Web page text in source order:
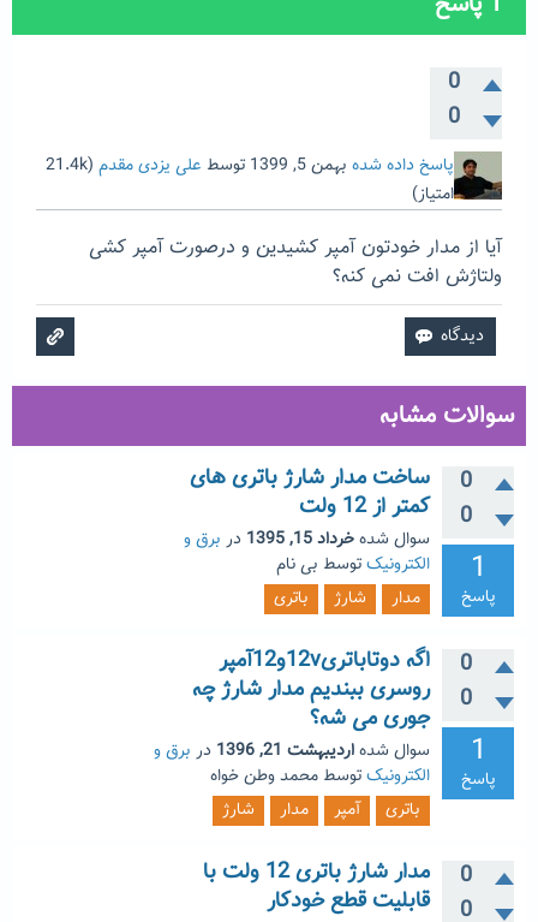
0
0
پاسخ داده شده بهمن 5, 1399 توسط علی یزدی مقدم (
21.4k
امتیاز)
آیا از مدار خودتون آمپر کشیدین و درصورت آمپر کشی
ولتاژش افت نمی کنه؟
سوالات مشابه
0
0
1
پاسخ
ساخت مدار شارژ باتری های
کمتر از 12 ولت
سوال شدهخرداد 15, 1395 در برق و
الکترونیکتوسط بی نام
مدار
شارژ باتری
0
0
1
پاسخ
اگه دوتاباتری12vو12آمپر
روسری ببندیم مدار شارژ چه
جوری می شه؟
سوال شدهاردیبهشت 21, 1396 در برق و
الکترونیکتوسط محمد وطن خواه
باتری
آمپر مدار شارژ
0
0
مدار شارژ باتری 12 ولت با
قابلیت قطع خودکار